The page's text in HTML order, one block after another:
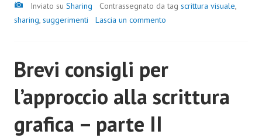
Inviato su Sharing Contrassegnato da tag scrittura visuale,
sharing, suggerimenti Lascia un commento
Brevi consigli per
l’approccio alla scrittura
grafica – parte II